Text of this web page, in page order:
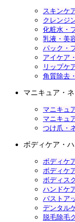
スキンケ
クレンジ
化粧水・
乳液・美
パック・
アイケア
リップケ
角質除去
マニキュア・
マニキュ
マニキュ
つけ爪・
ボディケア・
ボディケ
ボディケ
ボディス
ハンドケ
バストア
デンタル
脱毛除毛